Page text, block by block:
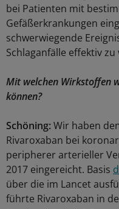
bei Patienten mit
Gefäßerkrankungen
schwerwiegende
Schlaganfälle effektiv
Mit welchen Wirkstoffen
können?
Schöning:Wir haben
Rivaroxaban bei
peripherer arterieller
2017 eingereicht. Basis
über die im Lancet
führte Rivaroxaban in